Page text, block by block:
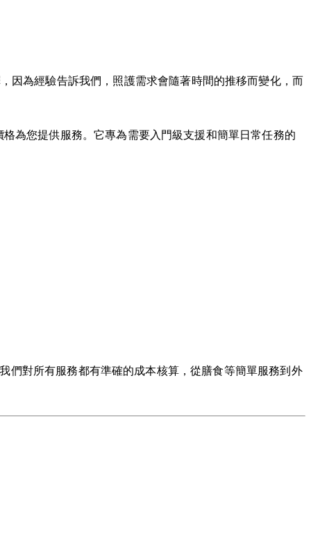
因為經驗告訴我們，照護需求會隨著時間的推移而變化，而
為您提供服務。它專為需要入門級支援和簡單日常任務的
們對所有服務都有準確的成本核算，從膳食等簡單服務到外